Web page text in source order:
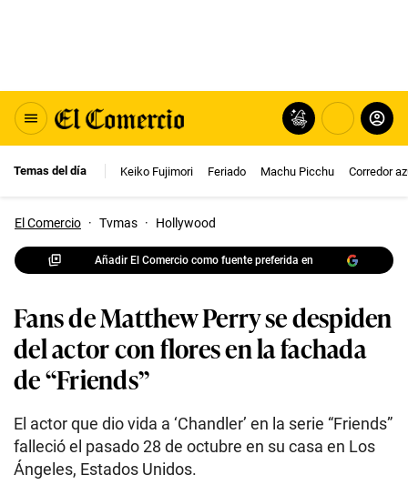
Temas del día Keiko Fujimori Feriado Machu Picchu Corredor
El Comercio · Tvmas · Hollywood
Añadir El Comercio como fuente preferida en
Fans de Matthew Perry se despiden
del actor con flores en la fachada
de “Friends”
El actor que dio vida a ‘Chandler’ en la serie “Friends”
falleció el pasado 28 de octubre en su casa en Los
Ángeles, Estados Unidos.